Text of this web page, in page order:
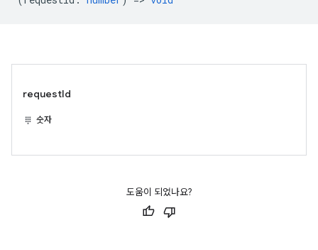
requestId
숫자
도움이 되었나요?